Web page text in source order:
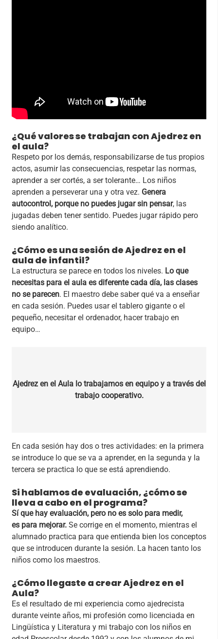
¿Qué valores se trabajan con Ajedrez en
el aula?
Respeto por los demás, responsabilizarse de tus propios
actos, asumir las consecuencias, respetar las normas,
aprender a ser cortés, a ser tolerante… Los niños
aprenden a perseverar una y otra vez. Genera
autocontrol, porque no puedes jugar sin pensar, las
jugadas deben tener sentido. Puedes jugar rápido pero
siendo analítico.
¿Cómo es una sesión de Ajedrez en el
aula de infantil?
La estructura se parece en todos los niveles. Lo que
necesitas para el aula es diferente cada día, las clases
no se parecen. El maestro debe saber qué va a enseñar
en cada sesión. Puedes usar el tablero gigante o el
pequeño, necesitar el ordenador, hacer trabajo en
equipo…
Ajedrez en el Aula lo trabajamos en equipo y a través del
trabajo cooperativo.
En cada sesión hay dos o tres actividades: en la primera
se introduce lo que se va a aprender, en la segunda y la
tercera se practica lo que se está aprendiendo.
Si hablamos de evaluación, ¿cómo se
lleva a cabo en el programa?
Sí que hay evaluación, pero no es solo para medir,
es para mejorar. Se corrige en el momento, mientras el
alumnado practica para que entienda bien los conceptos
que se introducen durante la sesión. La hacen tanto los
niños como los maestros.
¿Cómo llegaste a crear Ajedrez en el
Aula?
Es el resultado de mi experiencia como ajedrecista
durante veinte años, mi profesión como licenciada en
Lingüística y Literatura y mi trabajo con los niños en